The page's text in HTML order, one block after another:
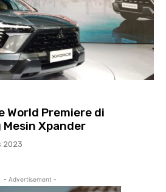
World Premiere di
Xpander
2023
- Advertisement -